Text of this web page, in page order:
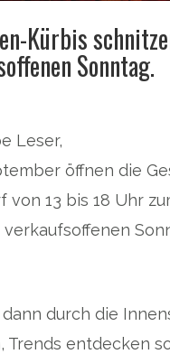
Kürbis
Sonntag.
Leser,
öffnen die
von 13 bis 18 Uhr
durch die
Trends entdecken